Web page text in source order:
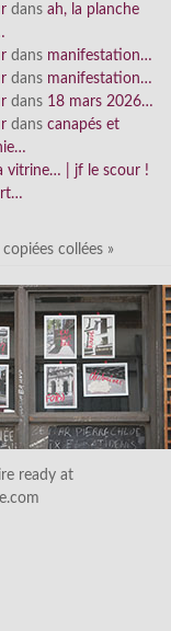
dans ah, la planche
dans manifestation…
dans manifestation…
dans 18 mars 2026…
dans canapés et
vitrine… | jf le scour !
collées »
ready at